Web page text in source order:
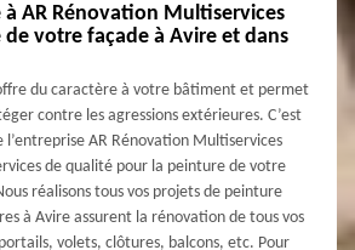
à AR Rénovation Multiservices
votre façade à Avire et dans
du caractère à votre bâtiment et permet
contre les agressions extérieures. C’est
l’entreprise AR Rénovation Multiservices
de qualité pour la peinture de votre
réalisons tous vos projets de peinture
à Avire assurent la rénovation de tous vos
volets, clôtures, balcons, etc. Pour